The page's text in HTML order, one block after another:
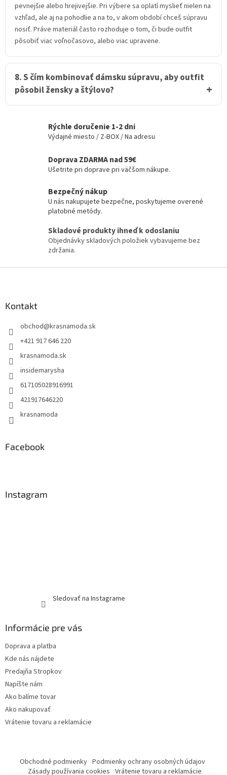
pevnejšie alebo hrejivejšie. Pri výbere sa oplatí myslieť nielen na
vzhľad, ale aj na pohodlie a na to, v akom období chceš súpravu
nosiť. Práve materiál často rozhoduje o tom, či bude outfit
pôsobiť viac voľnočasovo, alebo viac upravene.
8. S čím kombinovať dámsku súpravu, aby outfit
pôsobil žensky a štýlovo?
Rýchle doručenie 1-2 dni
Výdajné miesto / Z-BOX / Na adresu
Doprava ZDARMA nad 59€
Ušetrite pri doprave pri väčšom nákupe.
Bezpečný nákup
U nás nakupujete bezpečne, poskytujeme overené
platobné metódy.
Skladové produkty ihneď k odoslaniu
Objednávky skladových položiek vybavujeme bez
zdržania.
Kontakt
obchod@krasnamoda.sk
+421 917 646 220
krasnamoda.sk
insidemarysha
617105028916991
421917646220
krasnamoda
Facebook
Instagram
Sledovať na Instagrame
Informácie pre vás
Doprava a platba
Kde nás nájdete
Predajňa Stropkov
Napíšte nám
Ako balíme tovar
Ako nakupovať
Vrátenie tovaru a reklamácie
Obchodné podmienky Podmienky ochrany osobných údajov
Zásady používania cookies Vrátenie tovaru a reklamácie